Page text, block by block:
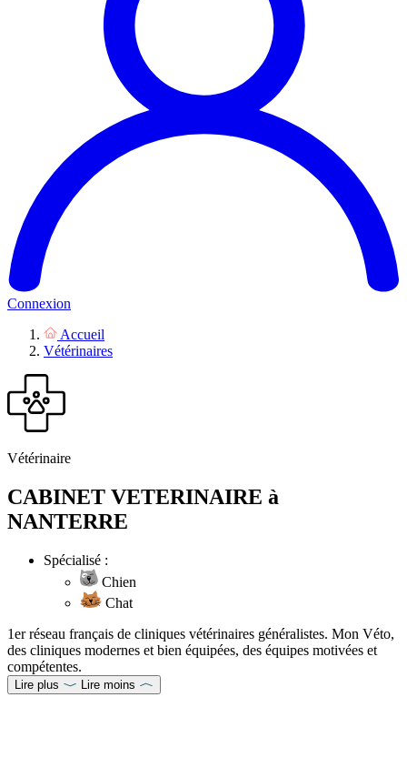
Connexion
Accueil
Vétérinaires
Vétérinaire
CABINET VETERINAIRE à
NANTERRE
Spécialisé :
Chien
Chat
1er réseau français de cliniques vétérinaires généralistes. Mon Véto,
des cliniques modernes et bien équipées, des équipes motivées et
compétentes.
Lire plus Lire moins